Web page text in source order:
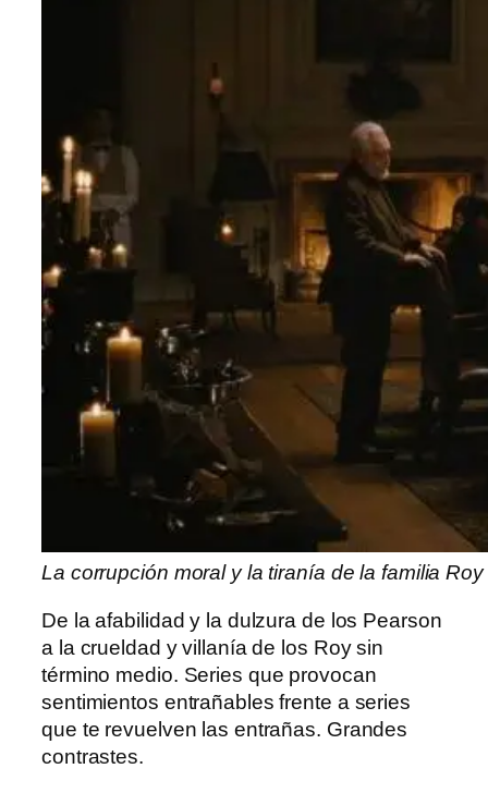
La corrupción moral y la tiranía de la familia
De la afabilidad y la dulzura de los Pearson
a la crueldad y villanía de los Roy sin
término medio. Series que provocan
sentimientos entrañables frente a series
que te revuelven las entrañas. Grandes
contrastes.